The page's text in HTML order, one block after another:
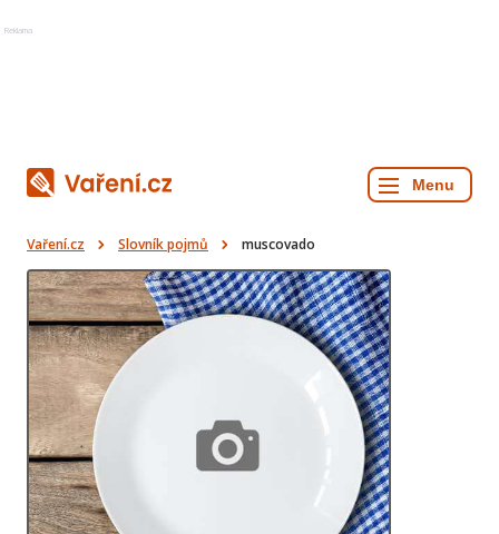
Reklama
Vaření.cz Slovník pojmů muscovado